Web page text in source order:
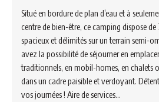
Situé en bordure de plan d’eau et à
centre de bien-être, ce camping dispose
spacieux et délimités sur un terrain semi-
avez la possibilité de séjourner en
traditionnels, en mobil-homes, en chalets
dans un cadre paisible et verdoyant.
vos journées ! Aire de services…